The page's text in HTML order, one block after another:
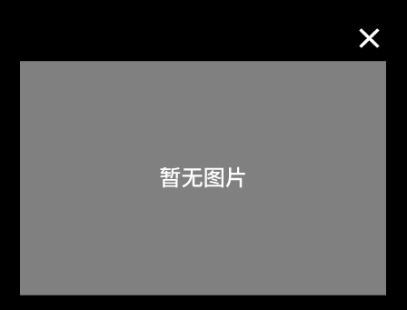
关于M+藏品